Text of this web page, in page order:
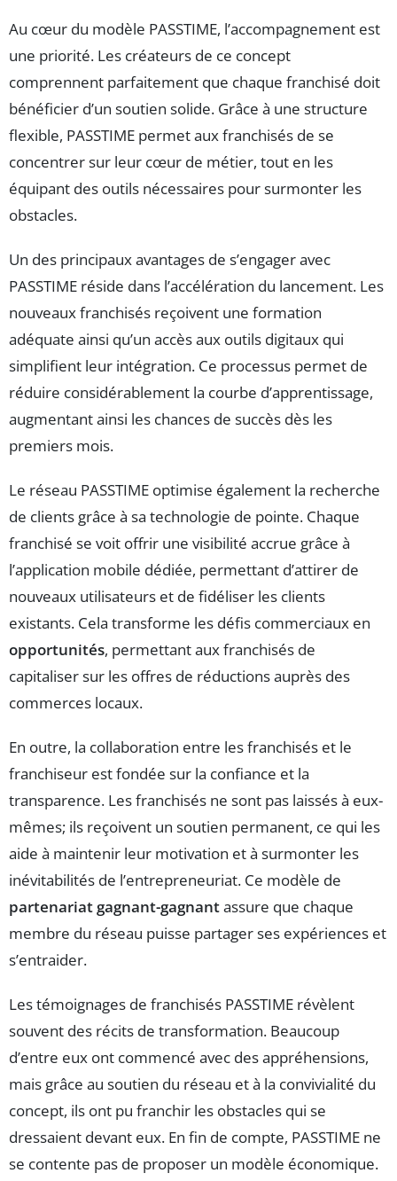
Au cœur du modèle PASSTIME, l’accompagnement est
une priorité. Les créateurs de ce concept
comprennent parfaitement que chaque franchisé doit
bénéficier d’un soutien solide. Grâce à une structure
flexible, PASSTIME permet aux franchisés de se
concentrer sur leur cœur de métier, tout en les
équipant des outils nécessaires pour surmonter les
obstacles.
Un des principaux avantages de s’engager avec
PASSTIME réside dans l’accélération du lancement. Les
nouveaux franchisés reçoivent une formation
adéquate ainsi qu’un accès aux outils digitaux qui
simplifient leur intégration. Ce processus permet de
réduire considérablement la courbe d’apprentissage,
augmentant ainsi les chances de succès dès les
premiers mois.
Le réseau PASSTIME optimise également la recherche
de clients grâce à sa technologie de pointe. Chaque
franchisé se voit offrir une visibilité accrue grâce à
l’application mobile dédiée, permettant d’attirer de
nouveaux utilisateurs et de fidéliser les clients
existants. Cela transforme les défis commerciaux en
opportunités, permettant aux franchisés de
capitaliser sur les offres de réductions auprès des
commerces locaux.
En outre, la collaboration entre les franchisés et le
franchiseur est fondée sur la confiance et la
transparence. Les franchisés ne sont pas laissés à eux-
mêmes; ils reçoivent un soutien permanent, ce qui les
aide à maintenir leur motivation et à surmonter les
inévitabilités de l’entrepreneuriat. Ce modèle de
partenariat gagnant-gagnantassure que chaque
membre du réseau puisse partager ses expériences et
s’entraider.
Les témoignages de franchisés PASSTIME révèlent
souvent des récits de transformation. Beaucoup
d’entre eux ont commencé avec des appréhensions,
mais grâce au soutien du réseau et à la convivialité du
concept, ils ont pu franchir les obstacles qui se
dressaient devant eux. En fin de compte, PASSTIME ne
se contente pas de proposer un modèle économique.